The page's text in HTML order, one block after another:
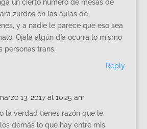
un cierto número de mesas de
zurdos en las aulas de
y a nadie le parece que eso sea
Ojalá algún día ocurra lo mismo
personas trans.
Reply
13, 2017 at 10:25 am
la verdad tienes razón que le
demás lo que hay entre mis